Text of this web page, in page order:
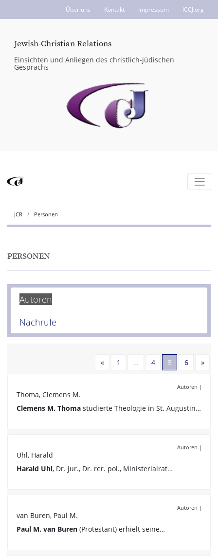
Über uns Kontakt Impressum ICCJ.org
Jewish-Christian Relations
Einsichten und Anliegen des christlich-jüdischen
Gesprächs
JCR Personen
PERSONEN
Autoren
Nachrufe
«Vorherige
1 … 4 5 6 »
Autoren |
Thoma, Clemens M.
Clemens M. Thoma studierte Theologie in St. Augustin…
Autoren |
Uhl, Harald
Harald Uhl, Dr. jur., Dr. rer. pol., Ministerialrat…
Autoren |
van Buren, Paul M.
Paul M. van Buren(Protestant) erhielt seine…